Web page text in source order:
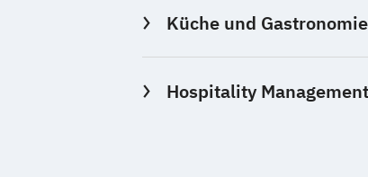
Küche und
Hospitality